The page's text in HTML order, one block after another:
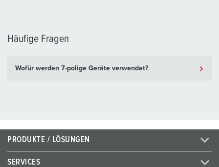
Häufige Fragen
Wofür werden 7-polige Geräte verwendet?
PRODUKTE / LÖSUNGEN
SERVICES